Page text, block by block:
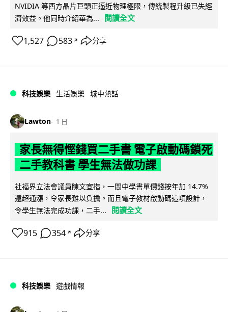
NVIDIA 等西方晶片巨頭正逼近物理極限，傳統製程升級已失經
濟效益。他同時介紹華為...
閱讀全文
1,527 583 ↗ 分享
科技娛樂 生活娛樂 城中熱話
Lawton 1 日
家長無得慳錢買二手書 電子啟動碼鎖死
二手教科書 學生無法做功課
社福界立法會議員陳文宜指，一間中學書單價錢按年加 14.7%
遠超通漲，令家長難以負擔。而且電子教材啟動碼這項設計，
令學生無法完成功課，二手...
閱讀全文
915 354 ↗ 分享
科技娛樂 遊戲情報